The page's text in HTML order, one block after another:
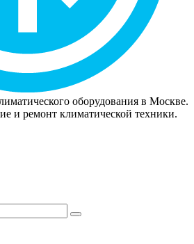
оборудования в Москве.
и ремонт климатической техники.